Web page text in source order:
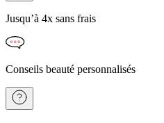
Jusqu’à 4x sans frais
Conseils beauté personnalisés